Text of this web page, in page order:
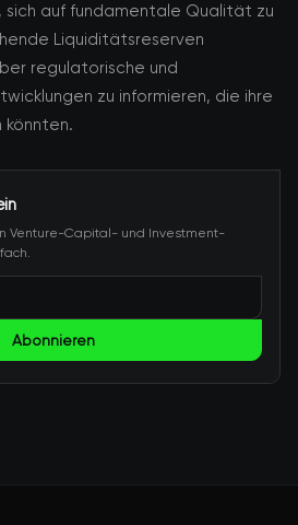
sich auf fundamentale Qualität zu
Liquiditätsreserven
regulatorische und
zu informieren, die ihre
könnten.
Venture-Capital- und Investment-
Abonnieren